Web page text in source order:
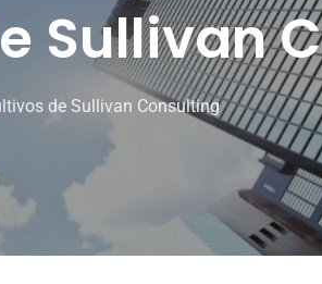
Sullivan
de Sullivan Consulting